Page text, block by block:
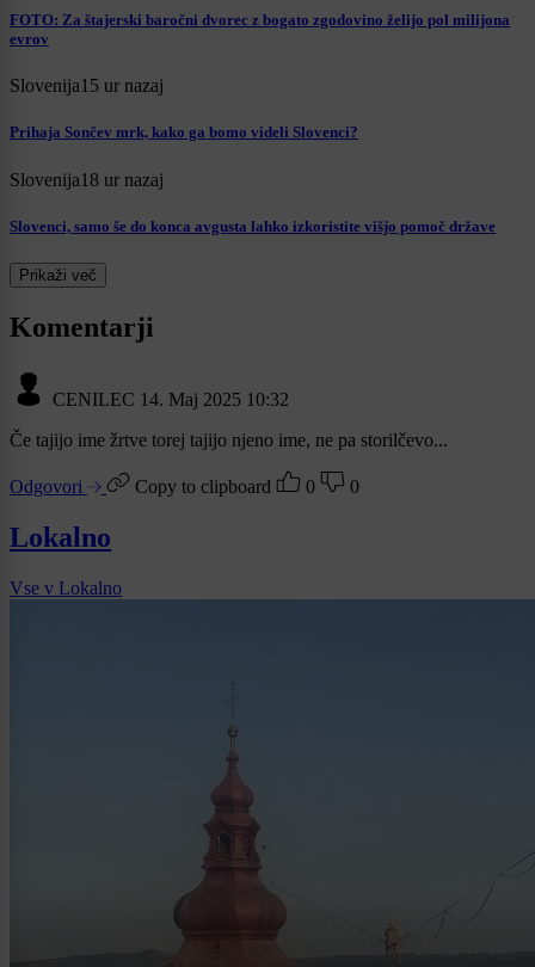
FOTO: Za štajerski baročni dvorec z bogato zgodovino želijo pol milijona
evrov
Slovenija15 ur nazaj
Prihaja Sončev mrk, kako ga bomo videli Slovenci?
Slovenija18 ur nazaj
Slovenci, samo še do konca avgusta lahko izkoristite višjo pomoč države
Prikaži več
Komentarji
CENILEC 14. Maj 2025 10:32
Če tajijo ime žrtve torej tajijo njeno ime, ne pa storilčevo...
Odgovori Copy to clipboard 0 0
Lokalno
Vse v Lokalno